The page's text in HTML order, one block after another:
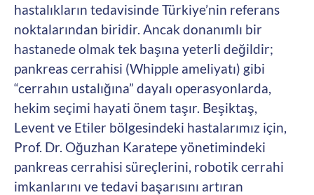
hastalıkların tedavisinde Türkiye’nin referans
noktalarından biridir. Ancak donanımlı bir
hastanede olmak tek başına yeterli değildir;
pankreas cerrahisi (Whipple ameliyatı) gibi
“cerrahın ustalığına” dayalı operasyonlarda,
hekim seçimi hayati önem taşır. Beşiktaş,
Levent ve Etiler bölgesindeki hastalarımız için,
Prof. Dr. Oğuzhan Karatepe yönetimindeki
pankreas cerrahisi süreçlerini, robotik cerrahi
imkanlarını ve tedavi başarısını artıran